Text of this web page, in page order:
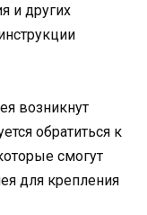
и других
возникнут
обратиться к
смогут
для крепления